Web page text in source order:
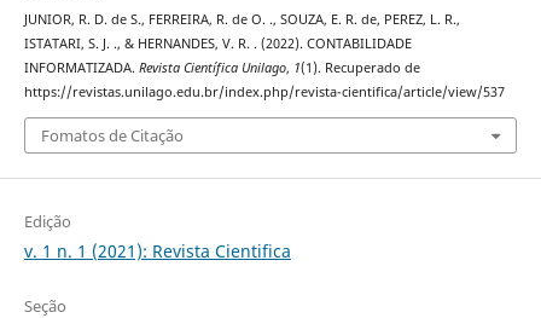
JUNIOR, R. D. de S., FERREIRA, R. de O. ., SOUZA, E. R. de, PEREZ, L. R.,
ISTATARI, S. J. ., & HERNANDES, V. R. . (2022). CONTABILIDADE
INFORMATIZADA. Revista Científica Unilago, 1(1). Recuperado de
https://revistas.unilago.edu.br/index.php/revista-cientifica/article/view/537
Fomatos de Citação
Edição
v. 1 n. 1 (2021): Revista Cientifica
Seção